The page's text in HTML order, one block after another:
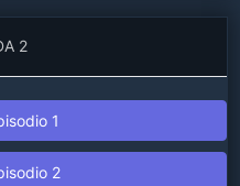
2
1
2